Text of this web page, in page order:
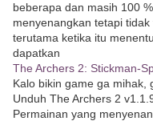
beberapa dan masih 100
menyenangkan tetapi
terutama ketika itu
dapatkan
The Archers 2: Stickman-
Kalo bikin game ga mihak,
Unduh The Archers 2
Permainan yang